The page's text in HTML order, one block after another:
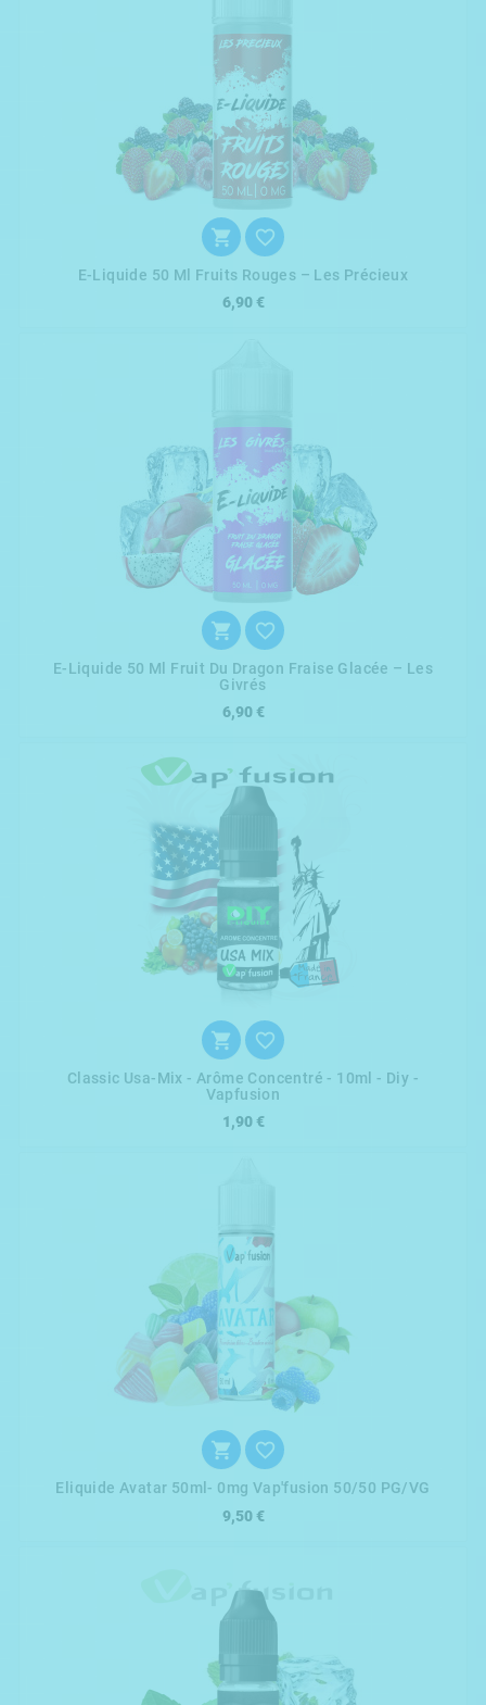
 
E-Liquide 50 Ml Fruits Rouges – Les Précieux
6,90 €
 
E-Liquide 50 Ml Fruit Du Dragon Fraise Glacée – Les
Givrés
6,90 €
 
Classic Usa-Mix - Arôme Concentré - 10ml - Diy -
Vapfusion
1,90 €
 
Eliquide Avatar 50ml- 0mg Vap'fusion 50/50 PG/VG
9,50 €